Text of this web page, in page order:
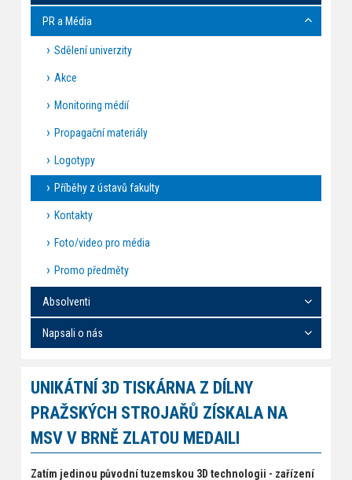
PR a Média
Sdělení univerzity
Akce
Monitoring médií
Propagační materiály
Logotypy
Příběhy z ústavů fakulty
Kontakty
Foto/video pro média
Promo předměty
Absolventi
Napsali o nás
UNIKÁTNÍ 3D TISKÁRNA Z DÍLNY
PRAŽSKÝCH STROJAŘŮ ZÍSKALA NA
MSV V BRNĚ ZLATOU MEDAILI
Zatím jedinou původní tuzemskou 3D technologii - zařízení